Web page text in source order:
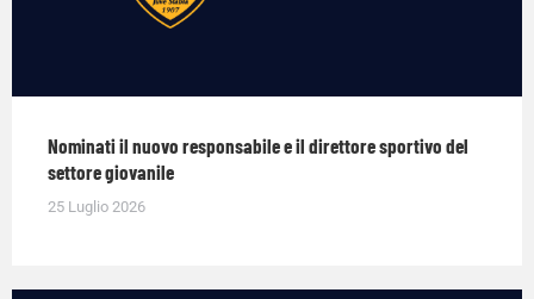
Nominati il nuovo responsabile e il direttore sportivo del
settore giovanile
25 Luglio 2026